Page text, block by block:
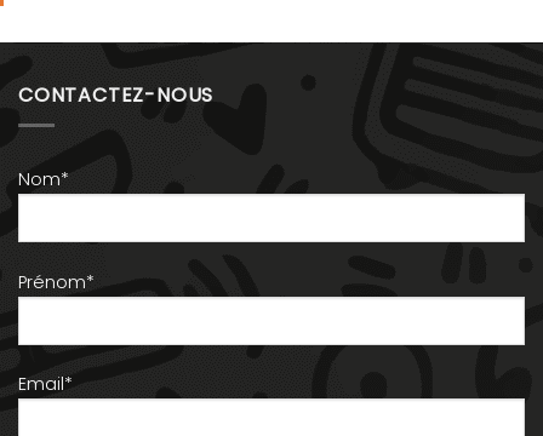
CONTACTEZ-NOUS
Nom*
Prénom*
Email*